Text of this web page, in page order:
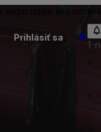
Prihlásiť sa
1